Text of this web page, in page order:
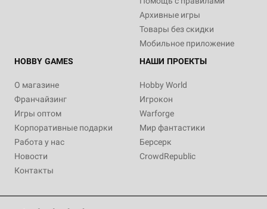
Архивные игры
Товары без скидки
Мобильное приложение
HOBBY GAMES
О магазине
Франчайзинг
Игры оптом
Корпоративные подарки
Работа у нас
Новости
Контакты
НАШИ ПРОЕКТЫ
Hobby World
Игрокон
Warforge
Мир фантастики
Берсерк
CrowdRepublic